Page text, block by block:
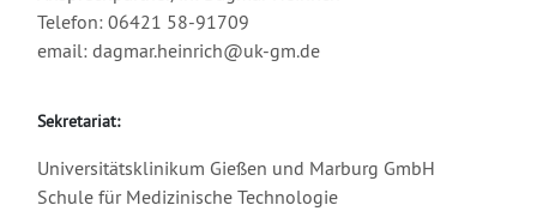
Telefon: 06421 58-91709
email: dagmar.heinrich@uk-gm.de
Sekretariat:
Universitätsklinikum Gießen und Marburg GmbH
Schule für Medizinische Technologie